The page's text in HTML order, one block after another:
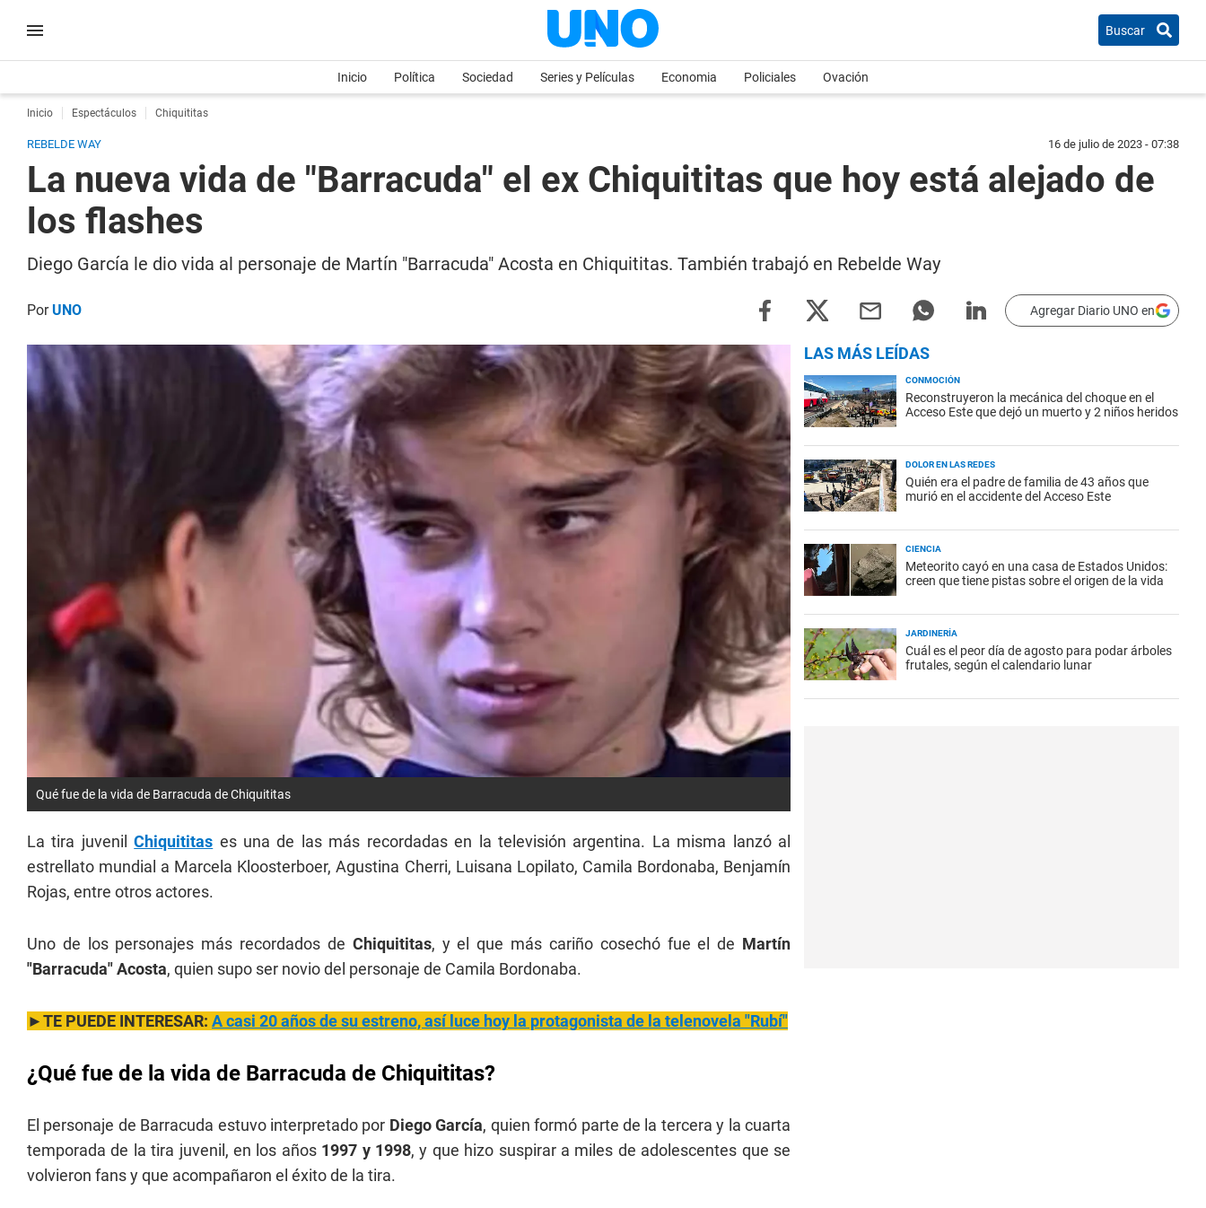
Buscar
Inicio Política Sociedad Series y Películas Economia Policiales Ovación
Inicio Espectáculos Chiquititas
REBELDE WAY 16 de julio de 2023 - 07:38
La nueva vida de "Barracuda" el ex Chiquititas que hoy está alejado de
los flashes
Diego García le dio vida al personaje de Martín "Barracuda" Acosta en Chiquititas. También trabajó en Rebelde Way
PorUNO Agregar Diario UNO en
Qué fue de la vida de Barracuda de Chiquititas
La tira juvenilChiquititas es una de las más recordadas en la televisión argentina. La misma lanzó al
estrellato mundial a Marcela Kloosterboer, Agustina Cherri, Luisana Lopilato, Camila Bordonaba, Benjamín
Rojas, entre otros actores.
Uno de los personajes más recordados de Chiquititas, y el que más cariño cosechó fue el de Martín
"Barracuda" Acosta, quien supo ser novio del personaje de Camila Bordonaba.
►TE PUEDE INTERESAR: A casi 20 años de su estreno, así luce hoy la protagonista de la telenovela "Rubí"
¿Qué fue de la vida de Barracuda de Chiquititas?
El personaje de Barracuda estuvo interpretado por Diego García, quien formó parte de la tercera y la cuarta
temporada de la tira juvenil, en los años 1997 y 1998, y que hizo suspirar a miles de adolescentes que se
volvieron fans y que acompañaron el éxito de la tira.
LAS MÁS LEÍDAS
CONMOCIÓN
Reconstruyeron la mecánica del choque en el
Acceso Este que dejó un muerto y 2 niños heridos
DOLOR EN LAS REDES
Quién era el padre de familia de 43 años que
murió en el accidente del Acceso Este
CIENCIA
Meteorito cayó en una casa de Estados Unidos:
creen que tiene pistas sobre el origen de la vida
JARDINERÍA
Cuál es el peor día de agosto para podar árboles
frutales, según el calendario lunar